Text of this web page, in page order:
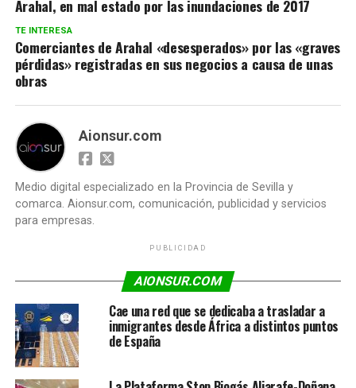
Arahal, en mal estado por las inundaciones de 2017
TE INTERESA
Comerciantes de Arahal «desesperados» por las «graves
pérdidas» registradas en sus negocios a causa de unas
obras
Aionsur.com
Medio digital especializado en la Provincia de Sevilla y
comarca. Aionsur.com, comunicación, publicidad y servicios
para empresas.
PUBLICIDAD
AIONSUR.COM
Cae una red que se dedicaba a trasladar a
inmigrantes desde África a distintos puntos
de España